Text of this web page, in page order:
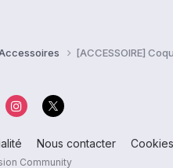
[ACCESSOIRE]
Nous contacter Cookies
Community